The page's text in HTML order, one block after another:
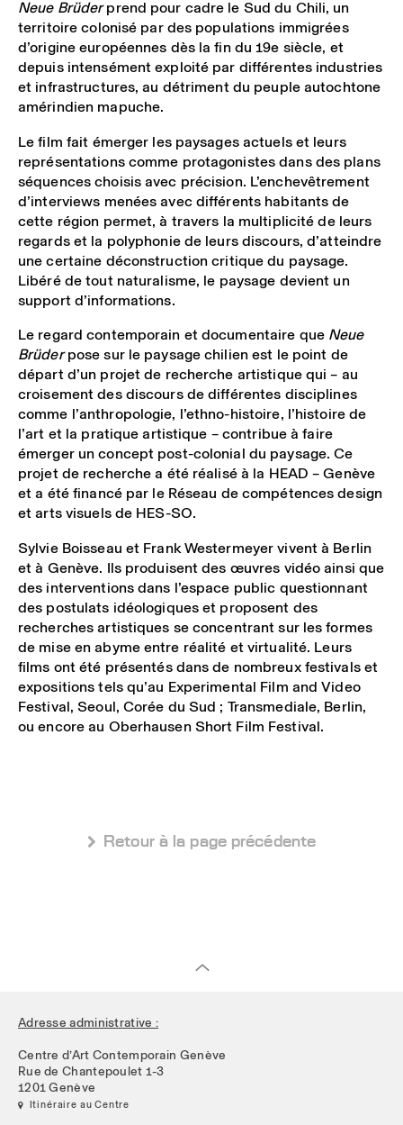
Neue Brüderprend pour cadre le Sud du Chili, un
territoire colonisé par des populations immigrées
d’origine européennes dès la fin du 19e siècle, et
depuis intensément exploité par différentes industries
et infrastructures, au détriment du peuple autochtone
amérindien mapuche.
Le film fait émerger les paysages actuels et leurs
représentations comme protagonistes dans des plans
séquences choisis avec précision. L’enchevêtrement
d’interviews menées avec différents habitants de
cette région permet, à travers la multiplicité de leurs
regards et la polyphonie de leurs discours, d’atteindre
une certaine déconstruction critique du paysage.
Libéré de tout naturalisme, le paysage devient un
support d’informations.
Le regard contemporain et documentaire que Neue
Brüderpose sur le paysage chilien est le point de
départ d’un projet de recherche artistique qui – au
croisement des discours de différentes disciplines
comme l’anthropologie, l’ethno-histoire, l’histoire de
l’art et la pratique artistique – contribue à faire
émerger un concept post-colonial du paysage. Ce
projet de recherche a été réalisé à la HEAD – Genève
et a été financé par le Réseau de compétences design
et arts visuels de HES-SO.
Sylvie Boisseau et Frank Westermeyer vivent à Berlin
et à Genève. Ils produisent des œuvres vidéo ainsi que
des interventions dans l’espace public questionnant
des postulats idéologiques et proposent des
recherches artistiques se concentrant sur les formes
de mise en abyme entre réalité et virtualité. Leurs
films ont été présentés dans de nombreux festivals et
expositions tels qu’au Experimental Film and Video
Festival, Seoul, Corée du Sud ; Transmediale, Berlin,
ou encore au Oberhausen Short Film Festival.
 Retour à la page précédente
Adresse administrative :
Centre d’Art Contemporain Genève
Rue de Chantepoulet 1-3
1201 Genève
 Itinéraire au Centre